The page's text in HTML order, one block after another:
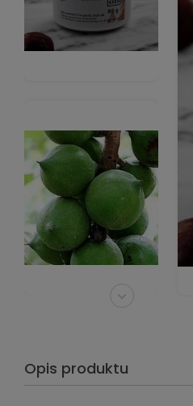
Opis produktu